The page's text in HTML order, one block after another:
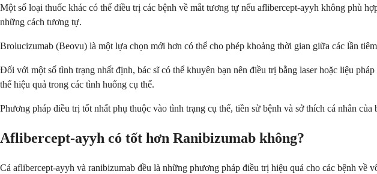
Một số loại thuốc khác có thể điều trị các bệnh về mắt tương tự nếu aflibercept-ayyh không phù
những cách tương tự.
Brolucizumab (Beovu) là một lựa chọn mới hơn có thể cho phép khoảng thời gian giữa các lần
Đối với một số tình trạng nhất định, bác sĩ có thể khuyên bạn nên điều trị bằng laser hoặc liệu
thể hiệu quả trong các tình huống cụ thể.
Phương pháp điều trị tốt nhất phụ thuộc vào tình trạng cụ thể, tiền sử bệnh và sở thích cá nhân
Aflibercept-ayyh có tốt hơn Ranibizumab không?
Cả aflibercept-ayyh và ranibizumab đều là những phương pháp điều trị hiệu quả cho các bệnh